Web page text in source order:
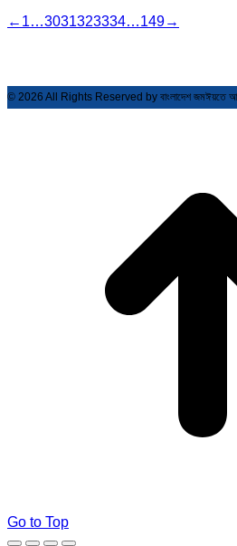
← 1…3031323334…149→
© 2026 All Rights Reserved by বাংলাদেশ জমঈয়তে
Go to Top